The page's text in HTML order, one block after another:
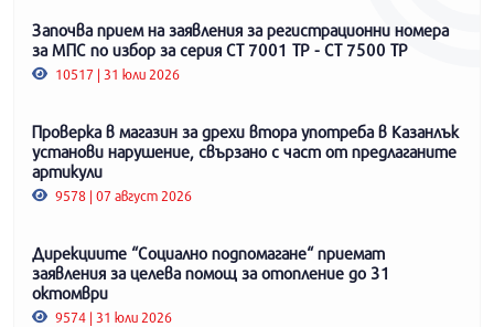
Започва прием на заявления за регистрационни номера
за МПС по избор за серия СТ 7001 ТР - СТ 7500 ТР
10517 | 31 юли 2026
Проверка в магазин за дрехи втора употреба в Казанлък
установи нарушение, свързано с част от предлаганите
артикули
9578 | 07 август 2026
Дирекциите “Социално подпомагане“ приемат
заявления за целева помощ за отопление до 31
октомври
9574 | 31 юли 2026